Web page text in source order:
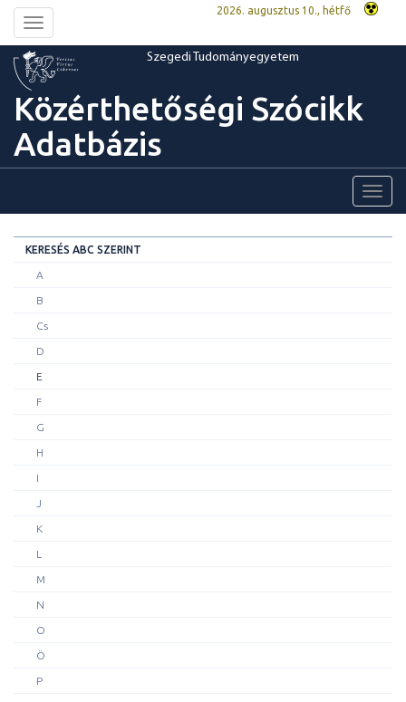
Toggle
navigation
2026. augusztus 10., hétfő
Szegedi Tudományegyetem
Közérthetőségi Szócikk
Adatbázis
KERESÉS ABC SZERINT
A
B
Cs
D
E
F
G
H
I
J
K
L
M
N
O
Ö
P